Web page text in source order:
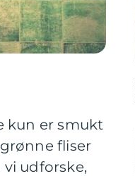
kun er smukt
fliser
udforske,